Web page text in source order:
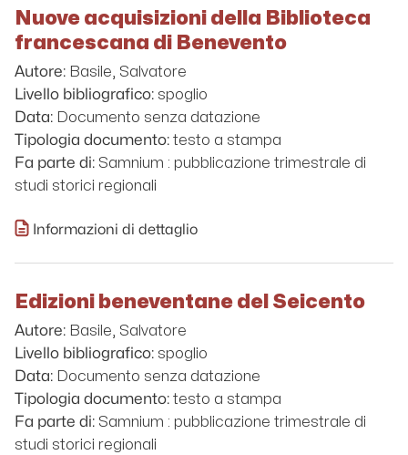
Nuove acquisizioni della Biblioteca
francescana di Benevento
Autore: Basile, Salvatore
Livello bibliografico: spoglio
Data: Documento senza datazione
Tipologia documento: testo a stampa
Fa parte di: Samnium : pubblicazione trimestrale di
studi storici regionali
Informazioni di dettaglio
Edizioni beneventane del Seicento
Autore: Basile, Salvatore
Livello bibliografico: spoglio
Data: Documento senza datazione
Tipologia documento: testo a stampa
Fa parte di: Samnium : pubblicazione trimestrale di
studi storici regionali